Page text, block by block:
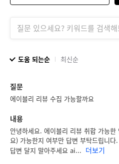
도움 되는순 최신순
질문
에이블리 리뷰 수집 가능할까요
내용
안녕하세요. 에이블리 리뷰 취합 가능
요) 가능한지 여부만 답변 부탁드립니
답변 달지 말아주세요 ai... 더보기